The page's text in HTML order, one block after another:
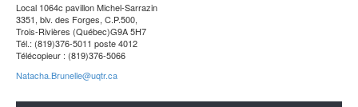
Local 1064c pavillon Michel-Sarrazin
3351, blv. des Forges, C.P.500,
Trois-Rivières (Québec)G9A 5H7
Tél.: (819)376-5011 poste 4012
Télécopieur : (819)376-5066
Natacha.Brunelle@uqtr.ca